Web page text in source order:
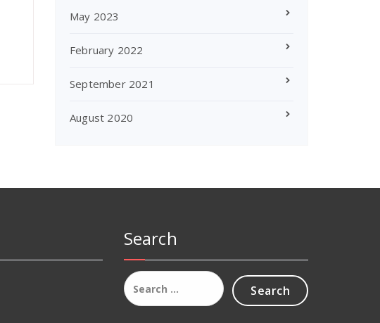
May 2023
February 2022
September 2021
August 2020
Search
Search
for: